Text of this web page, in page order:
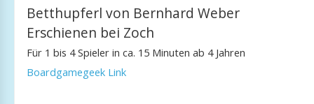
Betthupferl von Bernhard Weber
Erschienen bei Zoch
Für 1 bis 4 Spieler in ca. 15 Minuten ab 4 Jahren
Boardgamegeek Link